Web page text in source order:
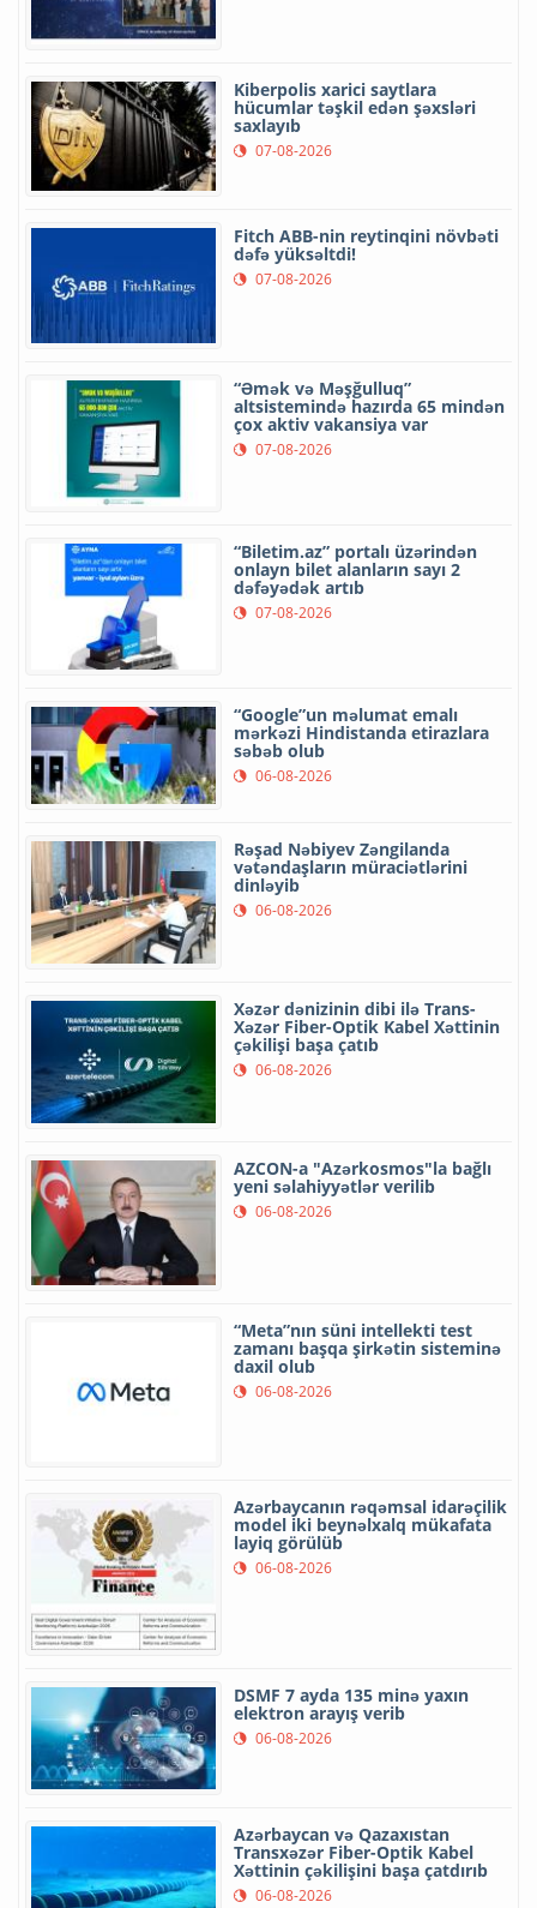
Kiberpolis xarici saytlara
hücumlar təşkil edən şəxsləri
saxlayıb
07-08-2026
Fitch ABB-nin reytinqini növbəti
dəfə yüksəltdi!
07-08-2026
“Əmək və Məşğulluq”
altsistemində hazırda 65 mindən
çox aktiv vakansiya var
07-08-2026
“Biletim.az” portalı üzərindən
onlayn bilet alanların sayı 2
dəfəyədək artıb
07-08-2026
“Google”un məlumat emalı
mərkəzi Hindistanda etirazlara
səbəb olub
06-08-2026
Rəşad Nəbiyev Zəngilanda
vətəndaşların müraciətlərini
dinləyib
06-08-2026
Xəzər dənizinin dibi ilə Trans-
Xəzər Fiber-Optik Kabel Xəttinin
çəkilişi başa çatıb
06-08-2026
AZCON-a "Azərkosmos"la bağlı
yeni səlahiyyətlər verilib
06-08-2026
“Meta”nın süni intellekti test
zamanı başqa şirkətin sisteminə
daxil olub
06-08-2026
Azərbaycanın rəqəmsal idarəçilik
model iki beynəlxalq mükafata
layiq görülüb
06-08-2026
DSMF 7 ayda 135 minə yaxın
elektron arayış verib
06-08-2026
Azərbaycan və Qazaxıstan
Transxəzər Fiber-Optik Kabel
Xəttinin çəkilişini başa çatdırıb
06-08-2026